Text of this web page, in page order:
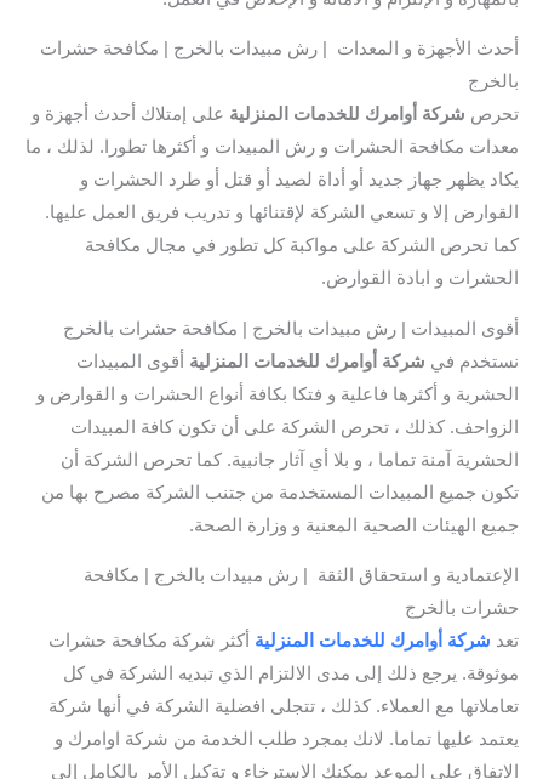
أحدث الأجهزة و المعدات | رش مبيدات بالخرج | مكافحة حشرات
بالخرج
تحرص شركة أوامرك للخدمات المنزلية على إمتلاك أحدث أجهزة و
معدات مكافحة الحشرات و رش المبيدات و أكثرها تطورا. لذلك ، ما
يكاد يظهر جهاز جديد أو أداة لصيد أو قتل أو طرد الحشرات و
القوارض إلا و تسعي الشركة لإقتنائها و تدريب فريق العمل عليها.
كما تحرص الشركة على مواكبة كل تطور في مجال مكافحة
الحشرات و ابادة القوارض.
أقوى المبيدات | رش مبيدات بالخرج | مكافحة حشرات بالخرج
نستخدم في شركة أوامرك للخدمات المنزلية أقوى المبيدات
الحشرية و أكثرها فاعلية و فتكا بكافة أنواع الحشرات و القوارض و
الزواحف. كذلك ، تحرص الشركة على أن تكون كافة المبيدات
الحشرية آمنة تماما ، و بلا أي آثار جانبية. كما تحرص الشركة أن
تكون جميع المبيدات المستخدمة من جتنب الشركة مصرح بها من
جميع الهيئات الصحية المعنية و وزارة الصحة.
الإعتمادية و استحقاق الثقة | رش مبيدات بالخرج | مكافحة
حشرات بالخرج
تعد شركة أوامرك للخدمات المنزلية أكثر شركة مكافحة حشرات
موثوقة. يرجع ذلك إلى مدى الالتزام الذي تبديه الشركة في كل
تعاملاتها مع العملاء. كذلك ، تتجلى افضلية الشركة في أنها شركة
يعتمد عليها تماما. لانك بمجرد طلب الخدمة من شركة اوامرك و
الاتفاق على الموعد يمكنك الاسترخاء و تةكيل الأمر بالكامل إلى